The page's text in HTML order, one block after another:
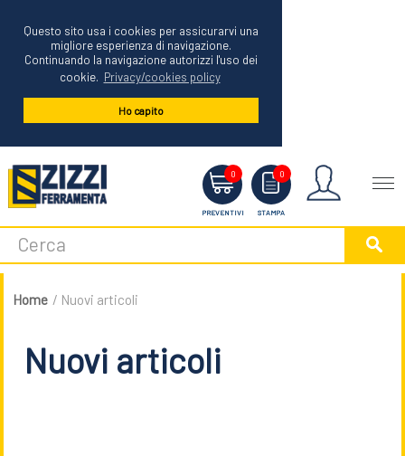
Questo sito usa i cookies per assicurarvi una
migliore esperienza di navigazione.
Continuando la navigazione autorizzi l'uso dei
cookie. Privacy/cookies policy
Ho capito
0
PREVENTIVI
0
STAMPA
Menu
Home / Nuovi articoli
Nuovi articoli